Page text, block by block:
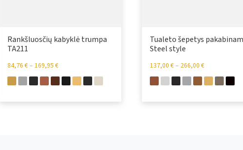
Rankšluosčių kabyklė trumpa
TA211
84,76€–169,95€
Tualeto šepetys
Steel style
137,00 €– 266,00 €